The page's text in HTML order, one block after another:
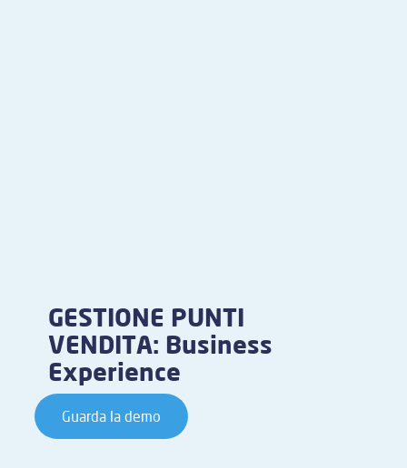
GESTIONE PUNTI
VENDITA: Business
Experience
Guarda la demo